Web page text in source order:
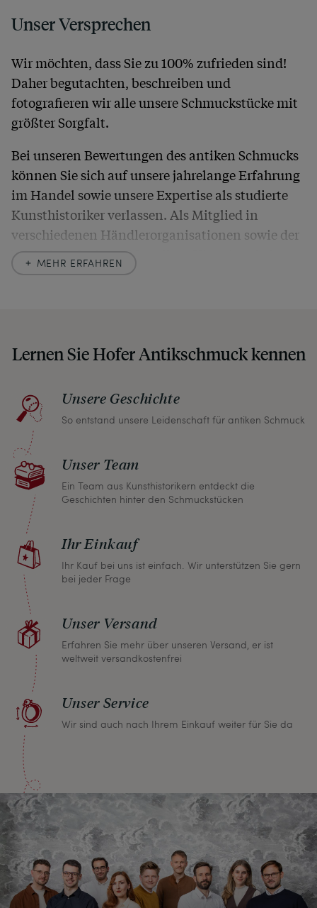
Unser Versprechen
Wir möchten, dass Sie zu 100% zufrieden sind!
Daher begutachten, beschreiben und
fotografieren wir alle unsere Schmuckstücke mit
größter Sorgfalt.
Bei unseren Bewertungen des antiken Schmucks
können Sie sich auf unsere jahrelange Erfahrung
im Handel sowie unsere Expertise als studierte
Kunsthistoriker verlassen. Als Mitglied in
verschiedenen Händlerorganisationen sowie der
Sie, wenn unser Paket zu Ihnen kommt, keine
müssen.
Sollten Sie aus irgendeinem Grund doch einmal
nicht zufrieden sein, nehmen Sie bitte mit uns
Kontakt auf und wir finden umgehend eine
gemeinsame Lösung. Unabhängig davon können
Sie innerhalb von einem Monat jeden Artikel
zurückgeben und wir erstatten Ihnen den vollen
Kaufpreis.
MEHR ERFAHREN
Lernen Sie Hofer Antikschmuck kennen
Unsere Geschichte
So entstand unsere Leidenschaft für antiken Schmuck
Unser Team
Ein Team aus Kunsthistorikern entdeckt die
Geschichten hinter den Schmuckstücken
Ihr Einkauf
Ihr Kauf bei uns ist einfach. Wir unterstützen Sie gern
bei jeder Frage
Unser Versand
Erfahren Sie mehr über unseren Versand, er ist
weltweit versandkostenfrei
Unser Service
Wir sind auch nach Ihrem Einkauf weiter für Sie da